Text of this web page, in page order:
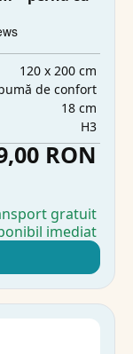
120 x 200 cm
de confort
18 cm
H3
RON
gratuit
imediat